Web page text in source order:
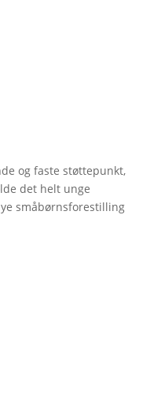
og faste støttepunkt,
det helt unge
småbørnsforestilling